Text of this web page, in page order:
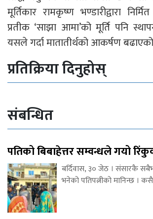
मूर्तिकार रामकृष्ण भण्डारीद्वारा
प्रतीक ‘साझा आमा’को मूर्ति पनि
यसले गर्दा मातातीर्थको आकर्षण
प्रतिक्रिया दिनुहोस्
संबन्धित
पतिको बिबाहेत्तर सम्वन्धले गयो
बर्दिवास, ३० जेठ । संसारकै
भनेको पतिपत्नीको मानिन्छ ।